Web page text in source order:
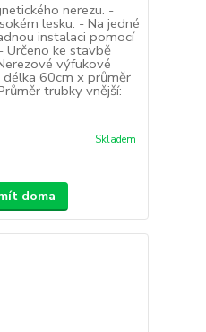
nerezu. -
lesku. - Na jedné
instalaci pomocí
Určeno ke stavbě
výfukové
délka 60cm x průměr
trubky vnější:
Skladem
doma